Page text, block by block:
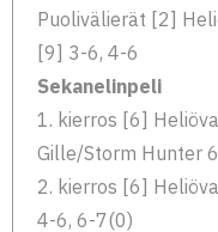
Puolivälierät [2]
[9] 3-6, 4-6
Sekanelinpeli
1. kierros [6]
Gille/Storm Hunter
2. kierros [6]
4-6, 6-7(0)